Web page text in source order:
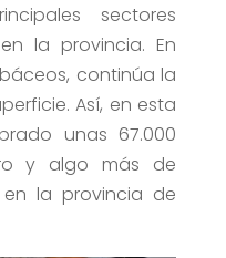
sectores
la provincia. En
continúa la
Así, en esta
unas 67.000
y algo más de
la provincia de